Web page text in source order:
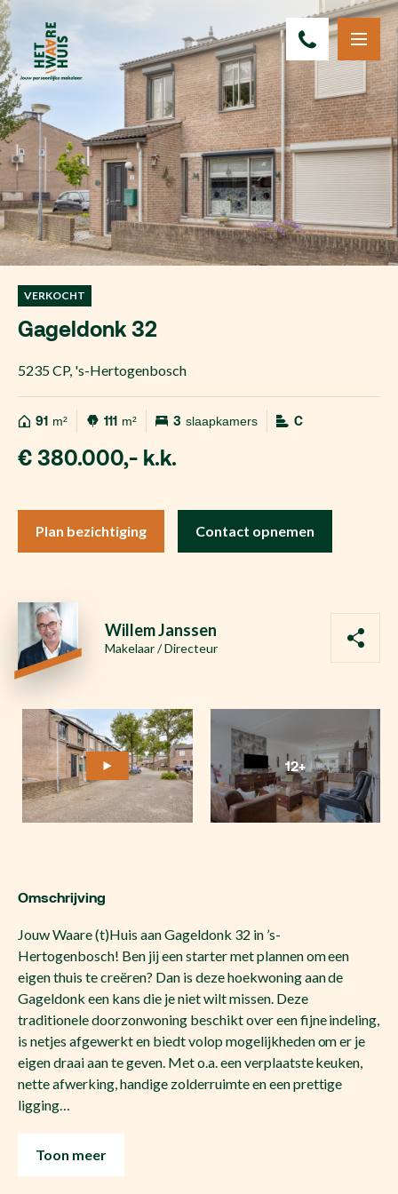
VERKOCHT
Gageldonk 32
5235 CP, 's-Hertogenbosch
91 m² 111 m² 3 slaapkamers C
€ 380.000,- k.k.
Plan bezichtiging Contact opnemen
Willem Janssen
Makelaar / Directeur
12+
Omschrijving
Jouw Waare (t)Huis aan Gageldonk 32 in ’s-
Hertogenbosch! Ben jij een starter met plannen om een
eigen thuis te creëren? Dan is deze hoekwoning aan de
Gageldonk een kans die je niet wilt missen. Deze
traditionele doorzonwoning beschikt over een fijne indeling,
is netjes afgewerkt en biedt volop mogelijkheden om er je
eigen draai aan te geven. Met o.a. een verplaatste keuken,
nette afwerking, handige zolderruimte en een prettige
ligging…
Toon meer